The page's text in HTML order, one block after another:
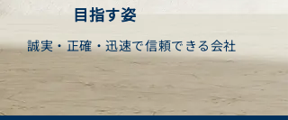
目指す姿
誠実・正確・迅速で信頼できる会社